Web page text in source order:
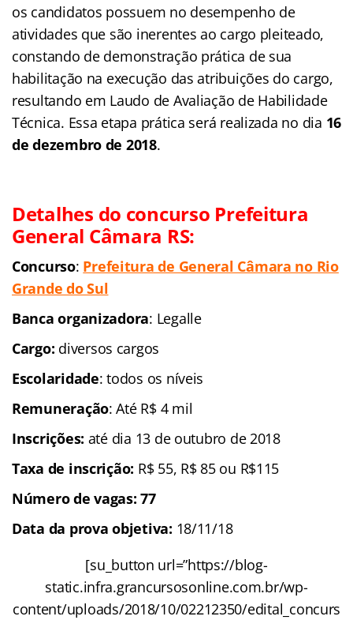
os candidatos possuem no desempenho de
atividades que são inerentes ao cargo pleiteado,
constando de demonstração prática de sua
habilitação na execução das atribuições do cargo,
resultando em Laudo de Avaliação de Habilidade
Técnica. Essa etapa prática será realizada no dia 16
de dezembro de 2018.
Detalhes do concurso Prefeitura
General Câmara RS:
Concurso: Prefeitura de General Câmara no Rio
Grande do Sul
Banca organizadora: Legalle
Cargo: diversos cargos
Escolaridade: todos os níveis
Remuneração: Até R$ 4 mil
Inscrições: até dia 13 de outubro de 2018
Taxa de inscrição: R$ 55, R$ 85 ou R$115
Número de vagas: 77
Data da prova objetiva: 18/11/18
[su_button url=”https://blog-
static.infra.grancursosonline.com.br/wp-
content/uploads/2018/10/02212350/edital_concurs